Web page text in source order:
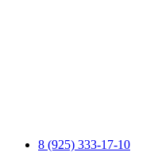
8 (925) 333-17-10